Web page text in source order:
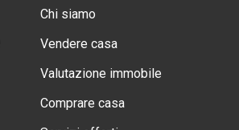
Chi siamo
Vendere casa
Valutazione immobile
Comprare casa